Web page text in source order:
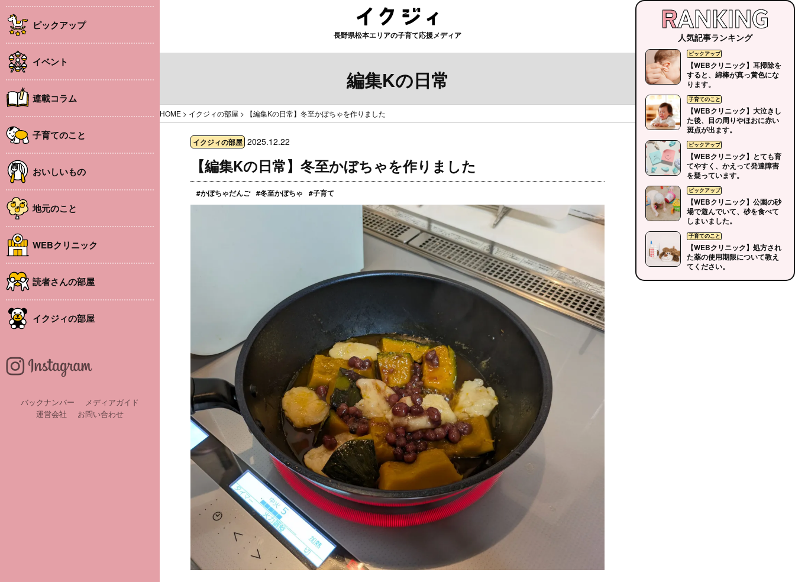
ピックアップ
イベント
連載コラム
子育てのこと
おいしいもの
地元のこと
WEBクリニック
読者さんの部屋
イクジィの部屋
バックナンバー
メディアガイド
運営会社
お問い合わせ
長野県松本エリアの子育て応援メディア
編集Kの日常
HOME > イクジィの部屋 > 【編集Kの日常】冬至かぼちゃを作りました
イクジィの部屋 2025.12.22
【編集Kの日常】冬至かぼちゃを作りました
#かぼちゃだんご #冬至かぼちゃ #子育て
人気記事ランキング
【WEBクリニック】耳掃除を
すると、綿棒が真っ黄色にな
ります。
【WEBクリニック】大泣きし
た後、目の周りやほおに赤い
斑点が出ます。
【WEBクリニック】とても育
てやすく、かえって発達障害
を疑っています。
【WEBクリニック】公園の砂
場で遊んでいて、砂を食べて
しまいました。
【WEBクリニック】処方され
た薬の使用期限について教え
てください。